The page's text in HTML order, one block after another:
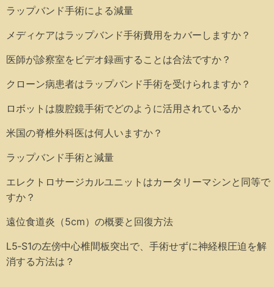
ラップバンド手術による減量
メディケアはラップバンド手術費用をカバーしますか？
医師が診察室をビデオ録画することは合法ですか？
クローン病患者はラップバンド手術を受けられますか？
ロボットは腹腔鏡手術でどのように活用されているか
米国の脊椎外科医は何人いますか？
ラップバンド手術と減量
エレクトロサージカルユニットはカータリーマシンと同等で
すか？
遠位食道炎（5cm）の概要と回復方法
L5‑S1の左傍中心椎間板突出で、手術せずに神経根圧迫を解
消する方法は？